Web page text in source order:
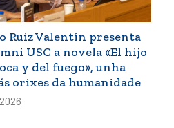
Ruiz Valentín presenta
USC a novela «El hijo
y del fuego», unha
orixes da humanidade